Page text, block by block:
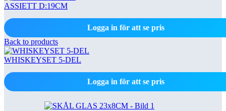
ASSIETT D:19CM
Logga in för att se pris
Back to products
WHISKEYSET 5-DEL
Logga in för att se pris